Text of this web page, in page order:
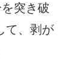
突き破
て、剥が